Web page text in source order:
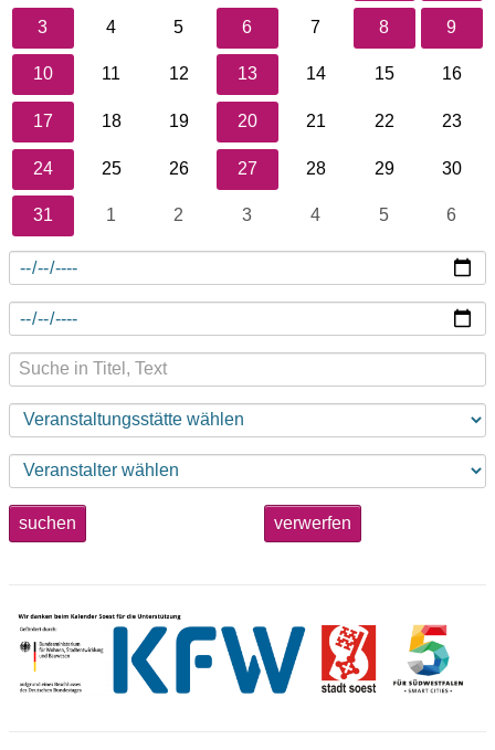
3 4 5 6 7 8 9
10 11 12 13 14 15 16
17 18 19 20 21 22 23
24 25 26 27 28 29 30
31 1 2 3 4 5 6
suchen verwerfen